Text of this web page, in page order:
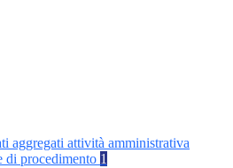
aggregati attività amministrativa
di procedimento 1